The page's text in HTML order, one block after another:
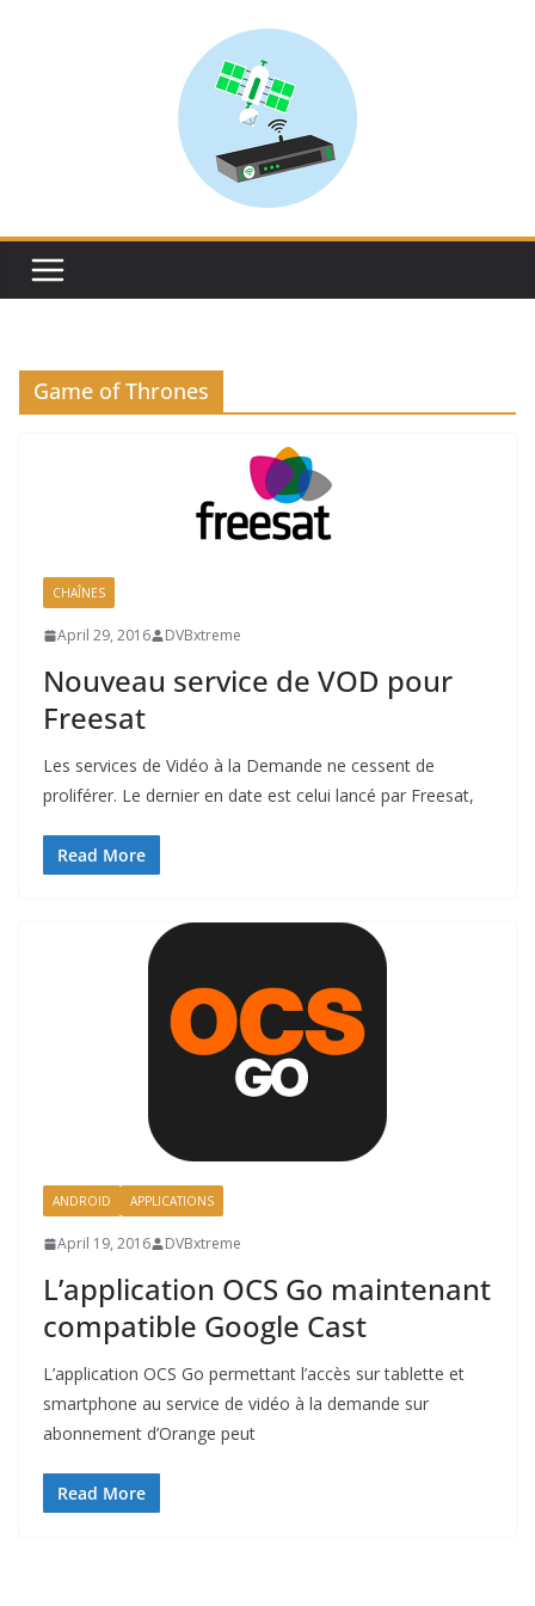
Game of Thrones
CHAÎNES
April 29, 2016 DVBxtreme
Nouveau service de VOD pour
Freesat
Les services de Vidéo à la Demande ne cessent de
proliférer. Le dernier en date est celui lancé par Freesat,
Read More
ANDROID APPLICATIONS
April 19, 2016 DVBxtreme
L’application OCS Go maintenant
compatible Google Cast
L’application OCS Go permettant l’accès sur tablette et
smartphone au service de vidéo à la demande sur
abonnement d’Orange peut
Read More